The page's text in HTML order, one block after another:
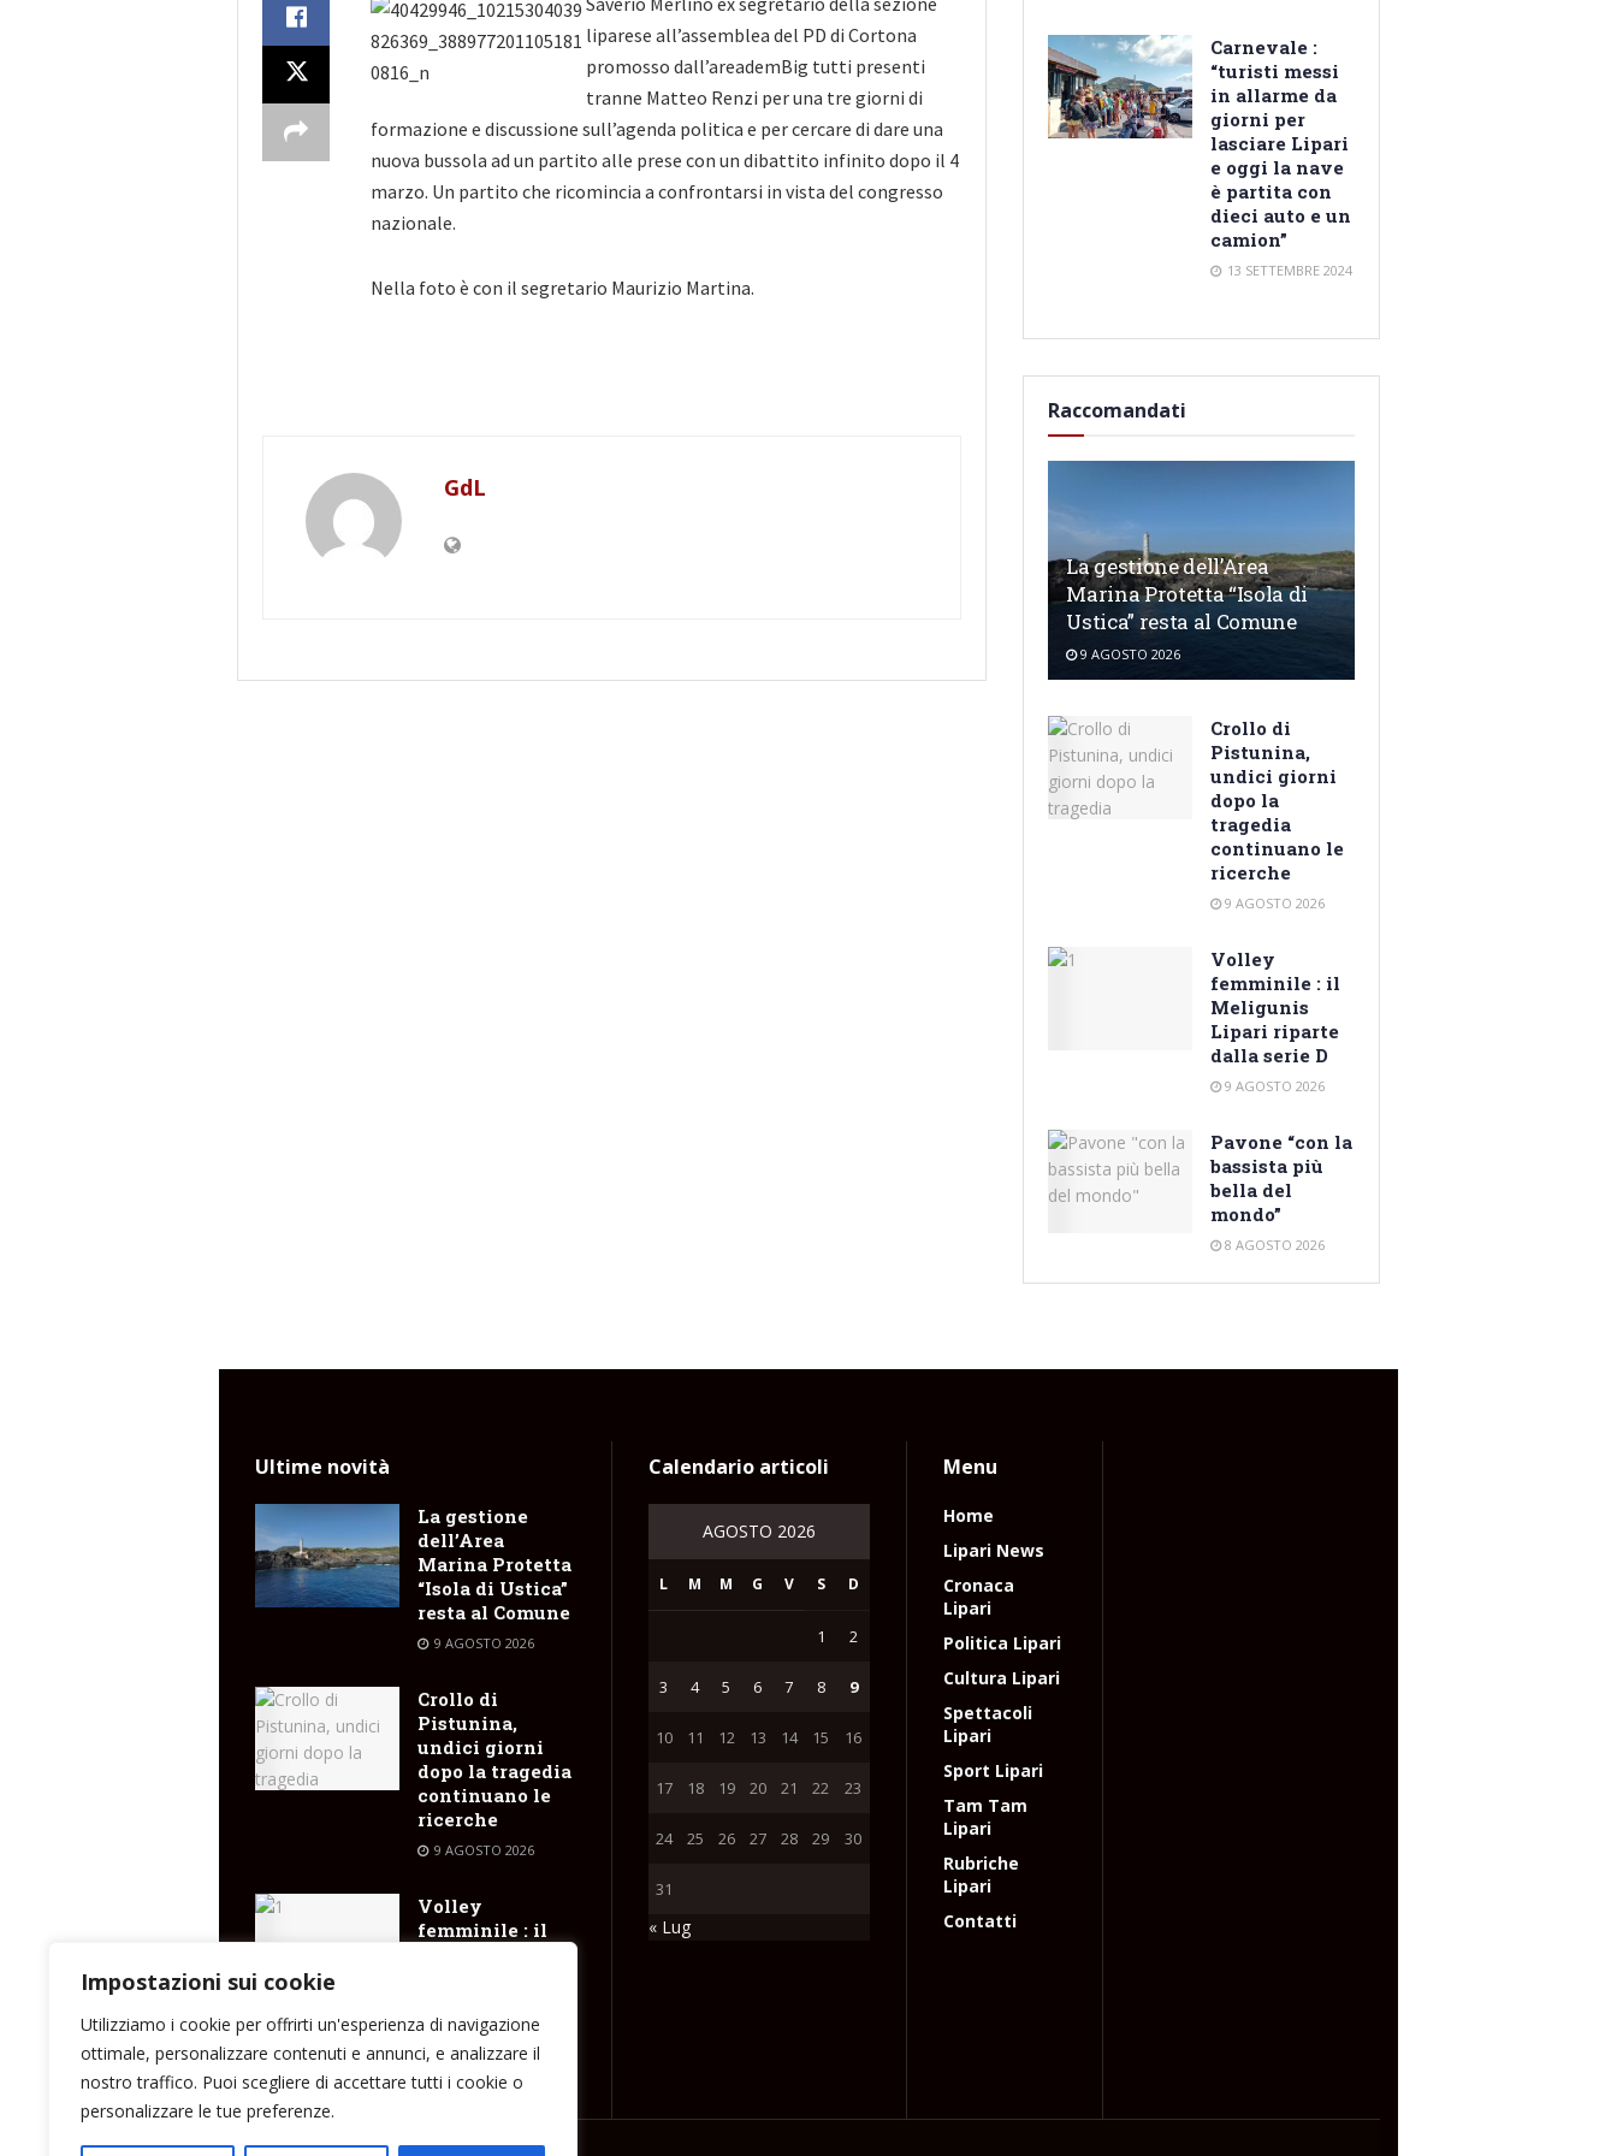
Impostazioni sui cookie
Utilizziamo i cookie per offrirti un'esperienza di navigazione
ottimale, personalizzare contenuti e annunci, e analizzare il
nostro traffico. Puoi scegliere di accettare tutti i cookie o
personalizzare le tue preferenze.
liparese all’assemblea del PD di Cortona
promosso dall’areademBig tutti presenti
tranne Matteo Renzi per una tre giorni di
formazione e discussione sull’agenda politica e per cercare di dare una
nuova bussola ad un partito alle prese con un dibattito infinito dopo il 4
marzo. Un partito che ricomincia a confrontarsi in vista del congresso
nazionale.
Nella foto è con il segretario Maurizio Martina.
GdL
Carnevale :
“turisti messi
in allarme da
giorni per
lasciare Lipari
e oggi la nave
è partita con
dieci auto e un
camion”
13 SETTEMBRE 2024
Raccomandati
La gestione dell’Area
Marina Protetta “Isola di
Ustica” resta al Comune
9 AGOSTO 2026
Crollo di
Pistunina,
undici giorni
dopo la
tragedia
continuano le
ricerche
9 AGOSTO 2026
Volley
femminile : il
Meligunis
Lipari riparte
dalla serie D
9 AGOSTO 2026
Pavone “con la
bassista più
bella del
mondo”
8 AGOSTO 2026
Ultime novità
La gestione
dell’Area
Marina Protetta
“Isola di Ustica”
resta al Comune
9 AGOSTO 2026
Crollo di
Pistunina,
undici giorni
dopo la tragedia
continuano le
ricerche
9 AGOSTO 2026
Volley
femminile : il
9 AGOSTO 2026
Calendario articoli
AGOSTO 2026
L M M G V S D
1 2
3 4 5 6 7 8 9
10 11 12 13 14 15 16
17 18 19 20 21 22 23
24 25 26 27 28 29 30
31
« Lug
Menu
Home
Lipari News
Cronaca
Lipari
Politica Lipari
Cultura Lipari
Spettacoli
Lipari
Sport Lipari
Tam Tam
Lipari
Rubriche
Lipari
Contatti